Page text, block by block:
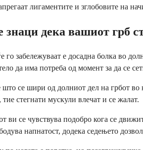
лигаментите и зглобовите на
знаци дека вашиот грб
забележуваат е досадна болка во
да има потреба од момент за да се
што се шири од долниот дел на грбот
стегнати мускули влечат и се жалат.
ви се чувствува подобро кога се
напнатост, додека седењето